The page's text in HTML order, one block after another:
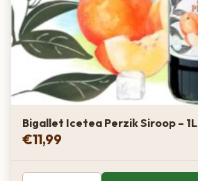
Bigallet Icetea Perzik Siroop – 1L
€11,99